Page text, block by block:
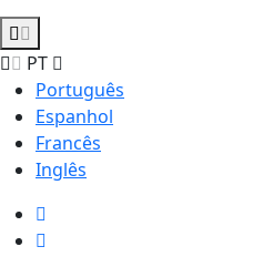
PT
Português
Espanhol
Francês
Inglês